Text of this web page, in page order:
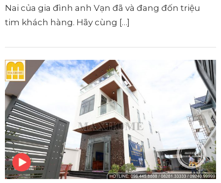
Nai của gia đình anh Vạn đã và đang đốn triệu
tim khách hàng. Hãy cùng […]